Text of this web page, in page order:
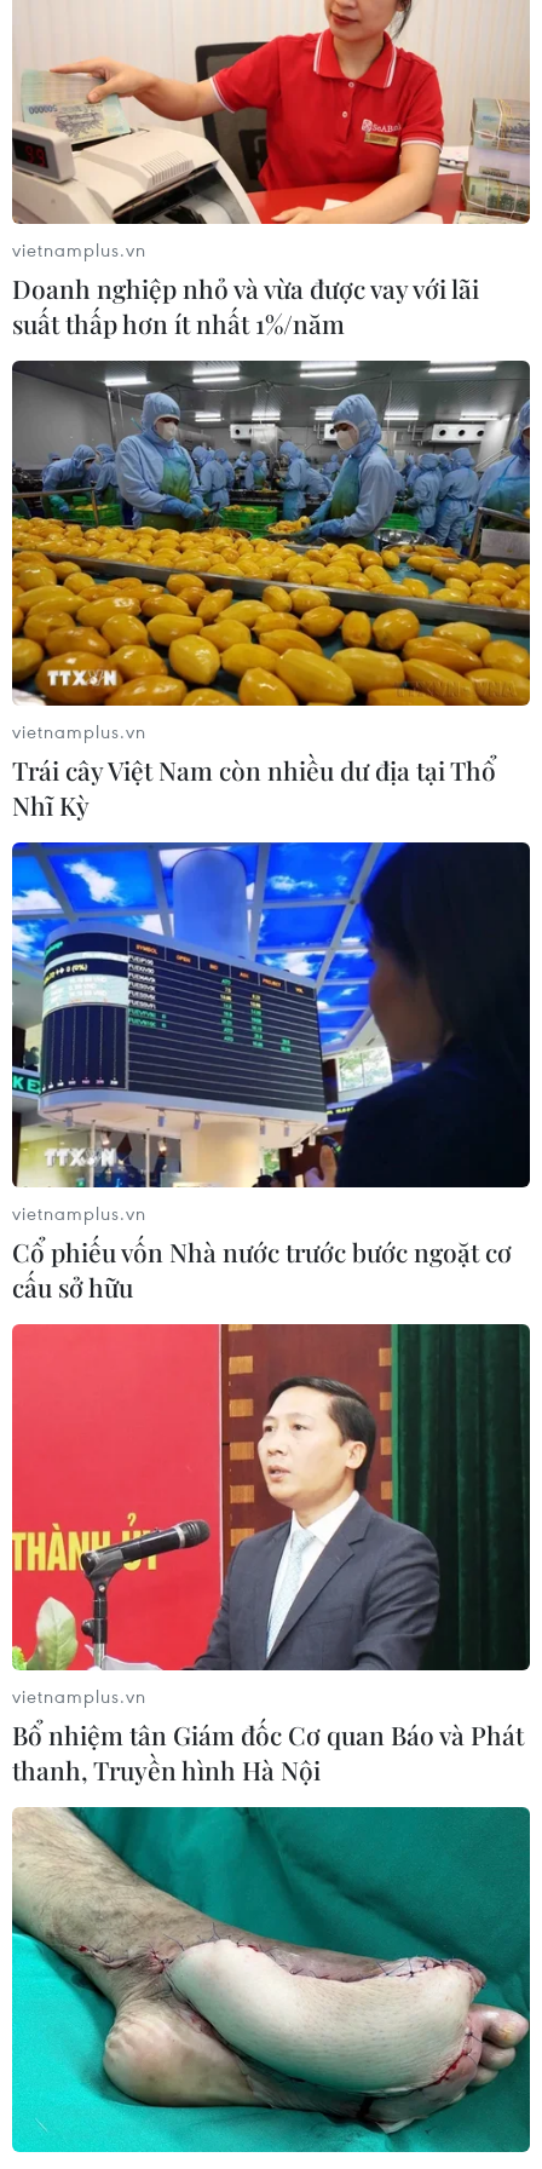
TIN CÙNG CHUYÊN MỤC
Giải quyết "điểm nghẽn" pháp luật
nhằm thiết lập khung pháp lý hoàn
10/08/2026 12:29
Phát huy vai trò KOL, KOC trong xây
vietnamplus.vn
Doanh nghiệp nhỏ và vừa được vay với lãi
suất thấp hơn ít nhất 1%/năm
vietnamplus.vn
Trái cây Việt Nam còn nhiều dư địa tại Thổ
Nhĩ Kỳ
vietnamplus.vn
Cổ phiếu vốn Nhà nước trước bước ngoặt cơ
cấu sở hữu
vietnamplus.vn
Bổ nhiệm tân Giám đốc Cơ quan Báo và Phát
thanh, Truyền hình Hà Nội